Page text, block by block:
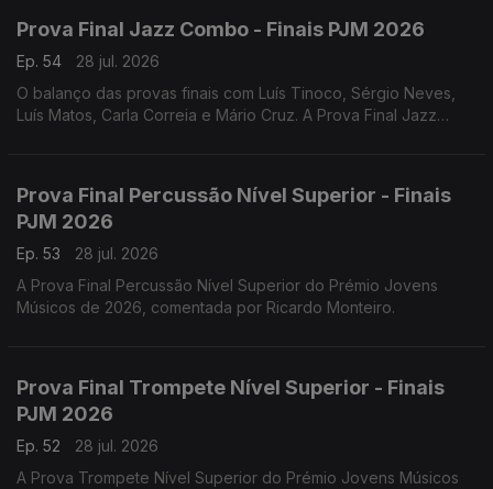
Prova Final Jazz Combo - Finais PJM 2026
Ep. 54
28 jul. 2026
O balanço das provas finais com Luís Tinoco, Sérgio Neves,
Luís Matos, Carla Correia e Mário Cruz. A Prova Final Jazz
Prova Final Percussão Nível Superior - Finais
PJM 2026
Ep. 53
28 jul. 2026
A Prova Final Percussão Nível Superior do Prémio Jovens
Músicos de 2026, comentada por Ricardo Monteiro.
Prova Final Trompete Nível Superior - Finais
PJM 2026
Ep. 52
28 jul. 2026
A Prova Trompete Nível Superior do Prémio Jovens Músicos